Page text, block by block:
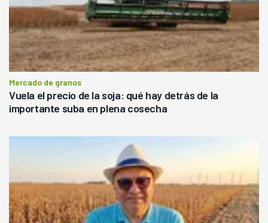
Mercado de granos
Vuela el precio de la soja: qué hay detrás de la
importante suba en plena cosecha